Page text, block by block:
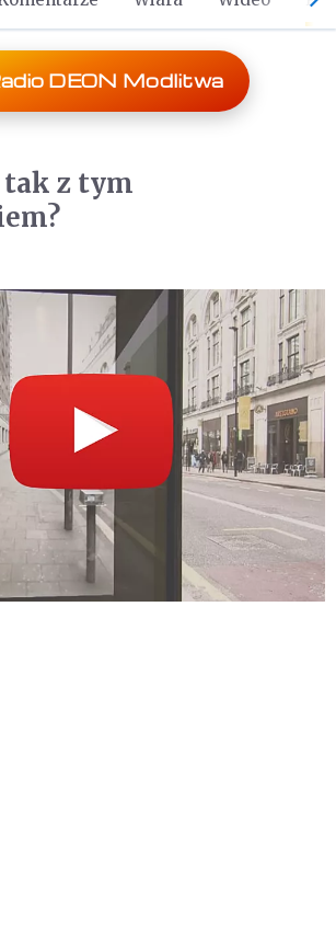
DEON Modlitwa
tak z tym